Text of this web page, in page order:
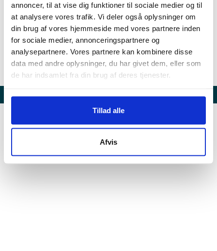
annoncer, til at vise dig funktioner til sociale medier og til
at analysere vores trafik. Vi deler også oplysninger om
din brug af vores hjemmeside med vores partnere inden
for sociale medier, annonceringspartnere og
analysepartnere. Vores partnere kan kombinere disse
data med andre oplysninger, du har givet dem, eller som
de har indsamlet fra din brug af deres tjenester.
Tillad alle
Afvis
Password
Har du glemt dit kodeord?
© Copyright FarmHelp ApS